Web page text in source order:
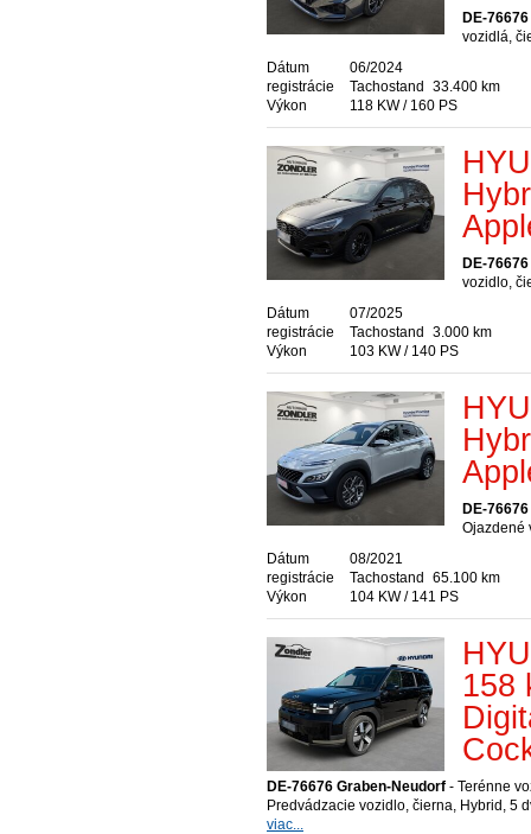
DE-
vozidlá,
Dátum
registrácie
06/2024
Tachostand
33.400 km
Výkon
118 KW / 160 PS
DE-
vozidlo,
Dátum
registrácie
07/2025
Tachostand
3.000 km
Výkon
103 KW / 140 PS
DE-
Ojazdené
Dátum
registrácie
08/2021
Tachostand
65.100 km
Výkon
104 KW / 141 PS
158
DE-76676 Graben-Neudorf - Terénne
Predvádzacie vozidlo, čierna, Hybrid, 5
viac...